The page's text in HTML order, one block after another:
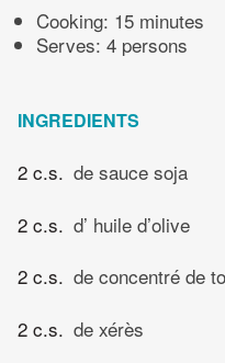
Cooking: 15 minutes
Serves: 4 persons
INGREDIENTS
2 c.s. de sauce soja
2 c.s. d’ huile d’olive
2 c.s. de concentré de
2 c.s. de xérès